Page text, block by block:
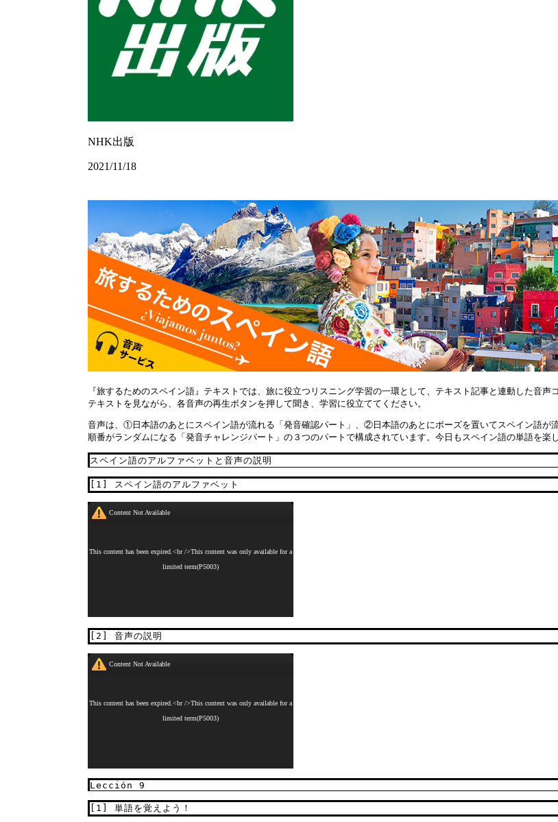
NHK出版
2021/11/18
『旅するためのスペイン語』テキストでは、旅に役立つリスニング学習の一環として、テキスト記事と連動した音声
テキストを見ながら、各音声の再生ボタンを押して聞き、学習に役立ててください。
音声は、①日本語のあとにスペイン語が流れる「発音確認パート」、②日本語のあとにポーズを置いてスペイン語が
順番がランダムになる「発音チャレンジパート」の３つのパートで構成されています。今日もスペイン語の単語を
スペイン語のアルファベットと音声の説明
[1] スペイン語のアルファベット
[2] 音声の説明
Lección 9
[1] 単語を覚えよう！